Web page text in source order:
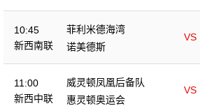
10:45
新西南联
菲利米德海湾
VS
诺美德斯
11:00
新西中联
威灵顿凤凰后备队
VS
惠灵顿奥运会